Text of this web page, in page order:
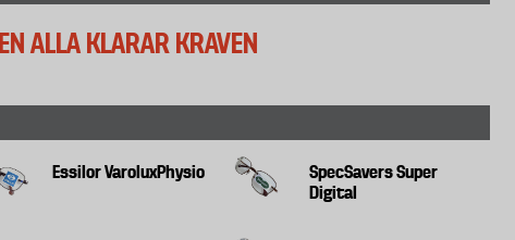
ALLA KLARAR KRAVEN
Essilor VaroluxPhysio
SpecSavers Super
Digital